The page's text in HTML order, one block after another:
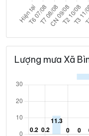
Lượng mưa Xã